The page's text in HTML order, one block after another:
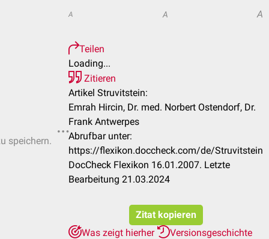
speichern.
A A A
Teilen
Loading...
Zitieren
Artikel Struvitstein:
Emrah Hircin, Dr. med. Norbert Ostendorf, Dr.
Frank Antwerpes
Abrufbar unter:
https://flexikon.doccheck.com/de/Struvitstein
DocCheck Flexikon 16.01.2007. Letzte
Bearbeitung 21.03.2024
Zitat kopieren
Was zeigt hierher
Versionsgeschichte